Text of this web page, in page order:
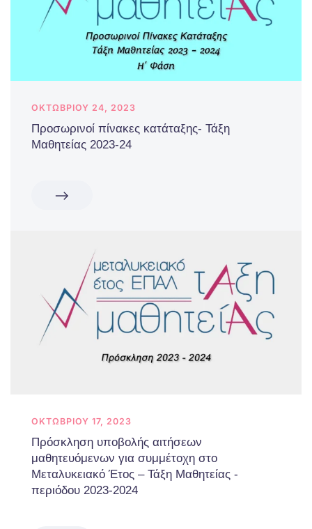
ΟΚΤΩΒΡΊΟΥ 24, 2023
Προσωρινοί πίνακες κατάταξης- Τάξη
Μαθητείας 2023-24
ΟΚΤΩΒΡΊΟΥ 17, 2023
Πρόσκληση υποβολής αιτήσεων
μαθητευόμενων για συμμέτοχη στο
Μεταλυκειακό Έτος – Τάξη Μαθητείας -
περιόδου 2023-2024